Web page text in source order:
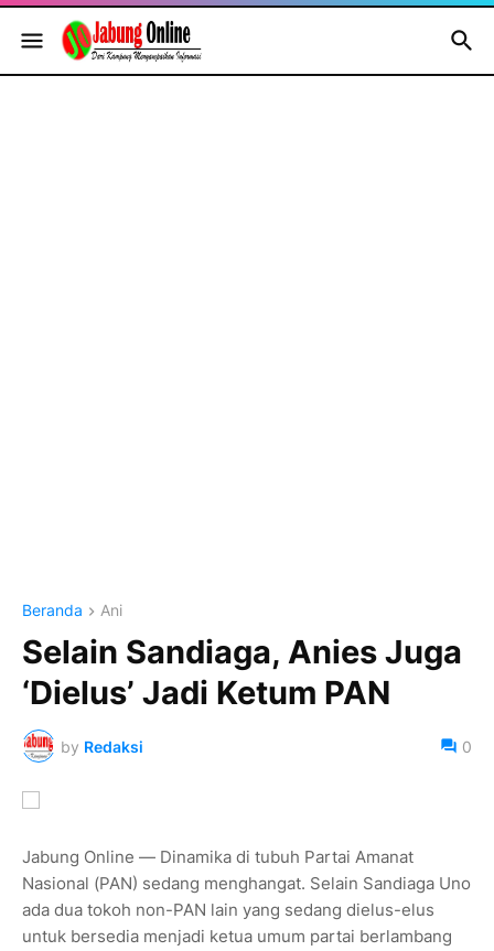
Beranda Ani
Selain Sandiaga, Anies Juga
‘Dielus’ Jadi Ketum PAN
by Redaksi 0
Jabung Online — Dinamika di tubuh Partai Amanat
Nasional (PAN) sedang menghangat. Selain Sandiaga Uno
ada dua tokoh non-PAN lain yang sedang dielus-elus
untuk bersedia menjadi ketua umum partai berlambang